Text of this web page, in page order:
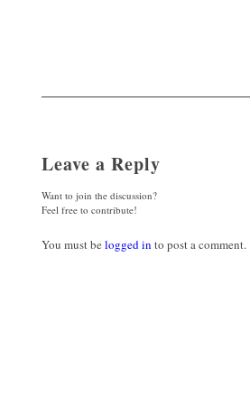
Leave a Reply
Want to join the discussion?
Feel free to contribute!
You must be logged in to post a comment.